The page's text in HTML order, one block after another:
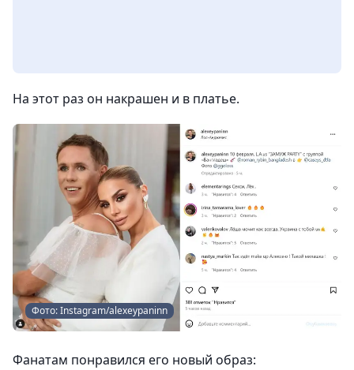
На этот раз он накрашен и в платье.
Фото: Instagram/alexeypaninn
Фанатам понравился его новый образ: